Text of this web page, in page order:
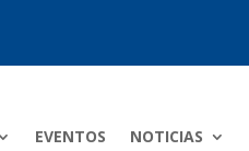
EVENTOS NOTICIAS